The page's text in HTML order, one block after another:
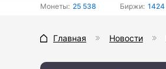
Монеты: 25 538 Биржи: 1424
Главная Новости